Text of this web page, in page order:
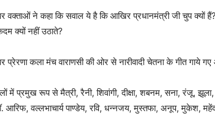
वक्ताओं ने कहा कि सवाल ये है कि आखिर प्रधानमंत्री जी चुप क्यों
क्यों नहीं उठाते?
प्रेरणा कला मंच वाराणसी की ओर से नारीवादी चेतना के गीत गाये
में प्रमुख रूप से मैत्री, रैनी, शिवांगी, दीक्षा, शबनम, सना, रंजू,
आरिफ, वल्लभाचार्य पाण्डेय, रवि, धन्नजय, मुस्तफा, अनूप, मुकेश,